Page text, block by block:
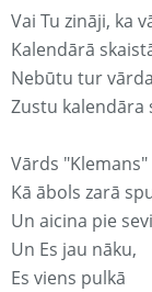
Vai Tu zināji, ka
Kalendārā
Nebūtu tur
Zustu kalendāra
Vārds "Klemans"
Kā ābols zarā
Un aicina pie
Un Es jau nāku,
Es viens pulkā